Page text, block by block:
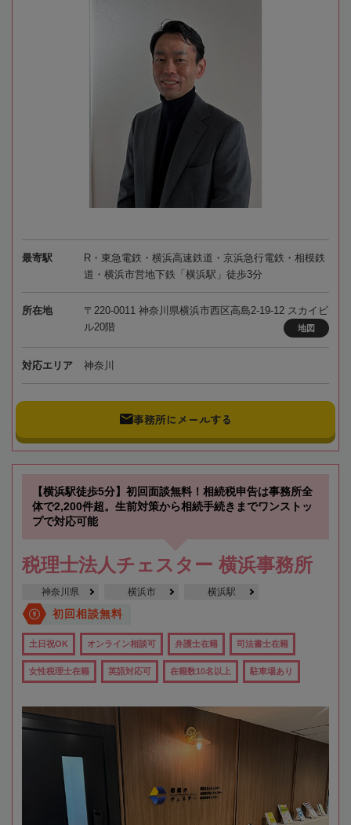
最寄駅
R・東急電鉄・横浜高速鉄道・京浜急行電鉄・相模鉄
道・横浜市営地下鉄「横浜駅」徒歩3分
所在地
〒220-0011 神奈川県横浜市西区高島2-19-12 スカイビ
ル20階
地図
対応エリア 神奈川
事務所にメールする
【横浜駅徒歩5分】初回面談無料！相続税申告は事務所全
体で2,200件超。生前対策から相続手続きまでワンストッ
プで対応可能
税理士法人チェスター 横浜事務所
神奈川県 横浜市 横浜駅
初回相談無料
土日祝OK オンライン相談可 弁護士在籍 司法書士在籍
女性税理士在籍 英語対応可 在籍数10名以上 駐車場あり